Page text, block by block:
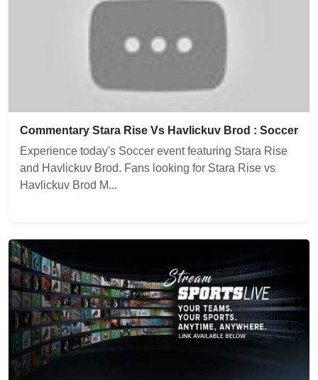
Commentary Stara Rise Vs Havlickuv Brod : Soccer
Experience today's Soccer event featuring Stara Rise
and Havlickuv Brod. Fans looking for Stara Rise vs
Havlickuv Brod M...